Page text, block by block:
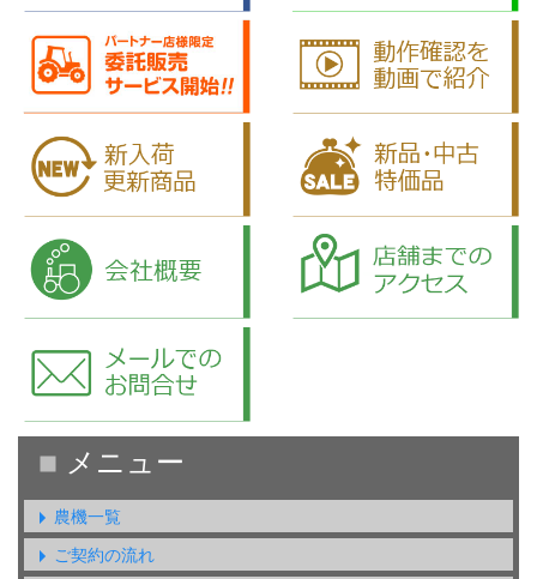
農機一覧
ご契約の流れ